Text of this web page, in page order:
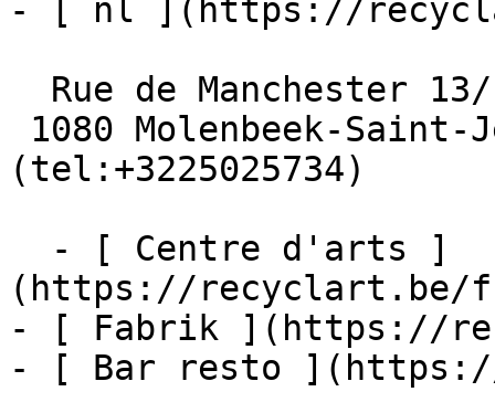
- [ nl ](https://
(tel:+3225025734)
(https://recyclart.be/
- [ Fabrik ](https://
- [ Bar resto